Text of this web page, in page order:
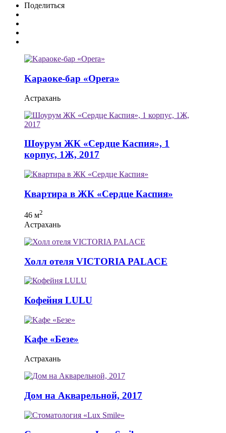
Поделиться
Kараоке-бар «Opera»
Астрахань
Шоурум ЖК «Сердце Каспия», 1
корпус, 1Ж, 2017
Квартира в ЖК «Сердце Каспия»
46 м2
Астрахань
Холл отеля VICTORIA PALACE
Кофейня LULU
Kафе «Безе»
Астрахань
Дом на Акварельной, 2017